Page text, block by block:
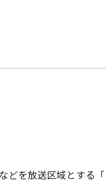
どを放送区域とする